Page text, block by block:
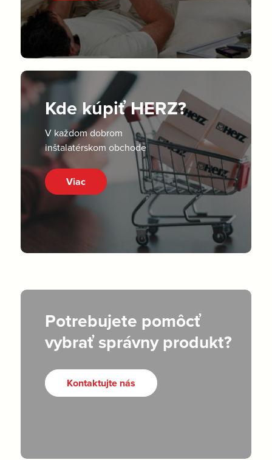
Kde kúpiť HERZ?
V každom dobrom
inštalatérskom obchode
Viac
Potrebujete pomôcť
vybrať správny produkt?
Kontaktujte nás